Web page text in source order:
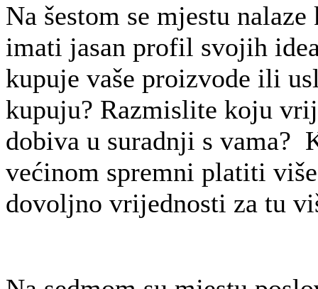
Na šestom se mjestu
imati jasan profil svojih
kupuje vaše proizvode ili
kupuju? Razmislite koju
dobiva u suradnji s vama?
većinom spremni platiti
dovoljno vrijednosti za tu